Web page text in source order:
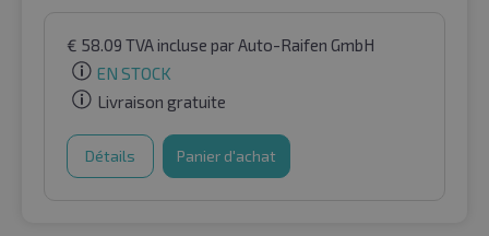
€ 58.09 TVA incluse par Auto-Raifen GmbH
EN STOCK
Livraison gratuite
Détails Panier d'achat